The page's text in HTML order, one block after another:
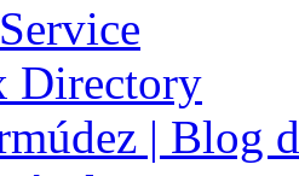
Directory
| Blog